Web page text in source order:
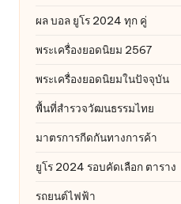
ผล บอล ยูโร 2024 ทุก คู่
พระเครื่องยอดนิยม 2567
พระเครื่องยอดนิยมในปัจจุบัน
พื้นที่สำรวจวัฒนธรรมไทย
มาตรการกีดกันทางการค้า
ยูโร 2024 รอบคัดเลือก ตาราง
รถยนต์ไฟฟ้า